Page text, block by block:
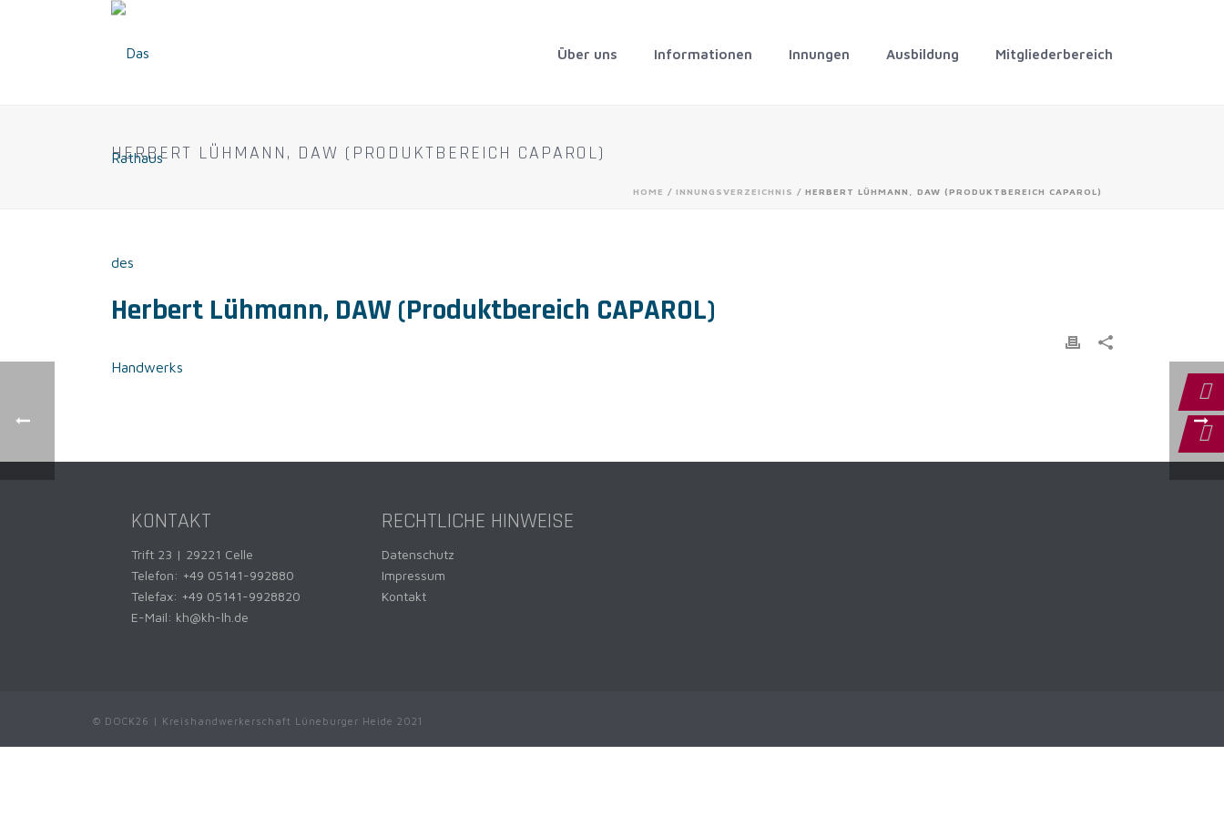
Über uns Informationen Innungen Ausbildung Mitgliederbereich
HERBERT LÜHMANN, DAW (PRODUKTBEREICH CAPAROL)
HOME / INNUNGSVERZEICHNIS / HERBERT LÜHMANN, DAW (PRODUKTBEREICH CAPAROL)
Herbert Lühmann, DAW (Produktbereich CAPAROL)
KONTAKT
Trift 23 | 29221 Celle
Telefon: +49 05141-992880
Telefax: +49 05141-9928820
E-Mail: kh@kh-lh.de
RECHTLICHE HINWEISE
Datenschutz
Impressum
Kontakt
© DOCK26 | Kreishandwerkerschaft Lüneburger Heide 2021